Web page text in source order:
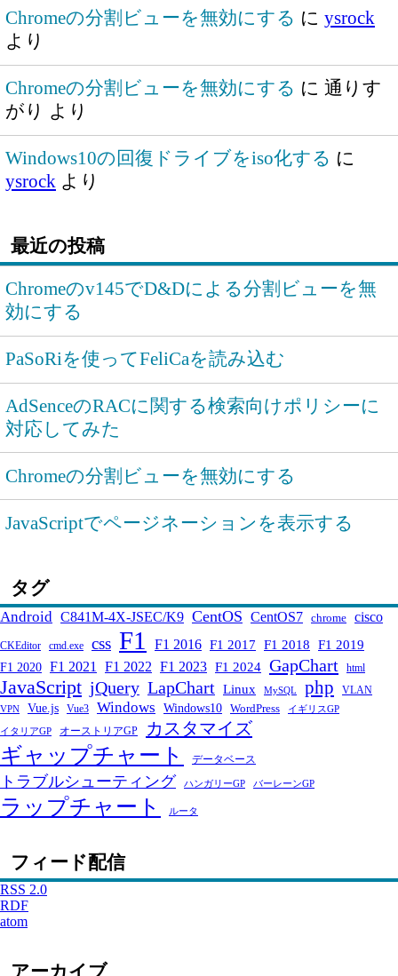
Chromeの分割ビューを無効にする に ysrock
より
Chromeの分割ビューを無効にする に 通りす
がり より
Windows10の回復ドライブをiso化する に
ysrockより
最近の投稿
Chromeのv145でD&Dによる分割ビューを無
効にする
PaSoRiを使ってFeliCaを読み込む
AdSenceのRACに関する検索向けポリシーに
対応してみた
Chromeの分割ビューを無効にする
JavaScriptでページネーションを表示する
タグ
Android C841M-4X-JSEC/K9 CentOS CentOS7 chrome cisco
CKEditor cmd.exe css F1 F1 2016 F1 2017 F1 2018 F1 2019
F1 2020 F1 2021 F1 2022 F1 2023 F1 2024 GapChart html
JavaScript jQuery LapChart Linux MySQL php VLAN
VPN Vue.js Vue3 Windows Windows10 WordPress イギリスGP
イタリアGP オーストリアGP カスタマイズ
ギャップチャート データベース
トラブルシューティング ハンガリーGP バーレーンGP
ラップチャート ルータ
フィード配信
RSS 2.0
RDF
atom
アーカイブ